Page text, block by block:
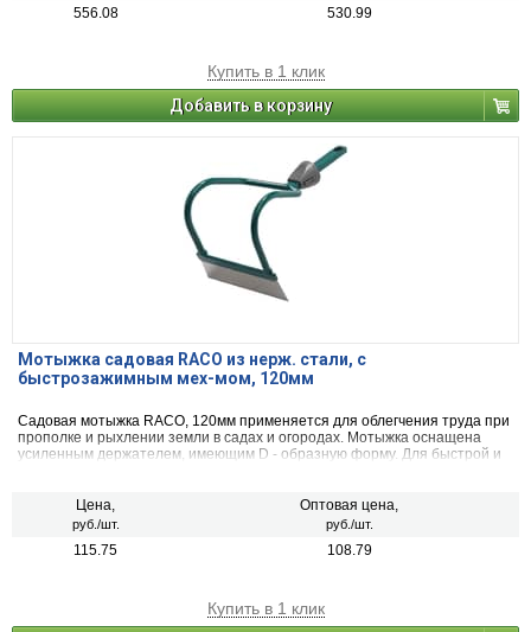
556.08 530.99
Купить в 1 клик
Добавить в корзину
Мотыжка садовая RACO из нерж. стали, с
быстрозажимным мех-мом, 120мм
Садовая мотыжка RACO, 120мм применяется для облегчения труда при
прополке и рыхлении земли в садах и огородах. Мотыжка оснащена
усиленным держателем, имеющим D - образную форму. Для быстрой и
Цена,
руб./шт.
Оптовая цена,
руб./шт.
115.75 108.79
Купить в 1 клик